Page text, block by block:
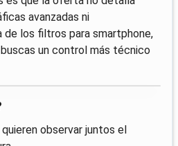
avanzadas ni
los filtros para smartphone,
un control más técnico
observar juntos el